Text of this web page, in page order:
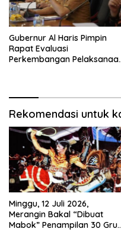
Gubernur Al Haris Pimpin
Rapat Evaluasi
Perkembangan
Rekomendasi untuk
Minggu, 12 Juli 2026,
Merangin Bakal “Dibuat
Mabok” Penampilan 30